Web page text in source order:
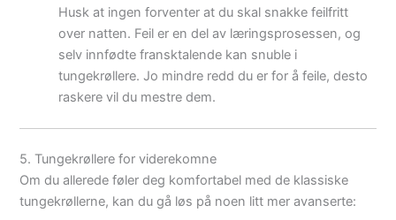
Husk at ingen forventer at du skal snakke feilfritt
over natten. Feil er en del av læringsprosessen, og
selv innfødte fransktalende kan snuble i
tungekrøllere. Jo mindre redd du er for å feile, desto
raskere vil du mestre dem.
5. Tungekrøllere for viderekomne
Om du allerede føler deg komfortabel med de klassiske
tungekrøllerne, kan du gå løs på noen litt mer avanserte: